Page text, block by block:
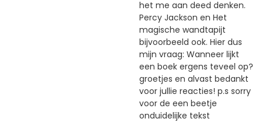
het me aan deed denken.
Percy Jackson en Het
magische wandtapijt
bijvoorbeeld ook. Hier dus
mijn vraag: Wanneer lijkt
een boek ergens teveel op?
groetjes en alvast bedankt
voor jullie reacties! p.s sorry
voor de een beetje
onduidelijke tekst